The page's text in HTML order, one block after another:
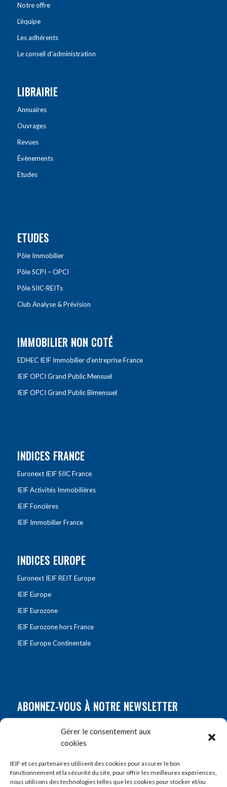
Gérer le consentement aux
cookies
IEIF et ses partenaires utilisent des cookies pour assurer le bon
fonctionnement et la sécurité du site, pour offrir les meilleures expériences,
nous utilisons des technologies telles que les cookies pour stocker et/ou
Notre offre
L’équipe
Les adhérents
Le conseil d’administration
LIBRAIRIE
Annuaires
Ouvrages
Revues
Évènements
Etudes
ETUDES
Pôle Immobilier
Pôle SCPI – OPCI
Pôle SIIC-REITs
Club Analyse & Prévision
IMMOBILIER NON COTÉ
EDHEC IEIF Immobilier d’entreprise France
IEIF OPCI Grand Public Mensuel
IEIF OPCI Grand Public Bimensuel
INDICES FRANCE
Euronext IEIF SIIC France
IEIF Activités Immobilières
IEIF Foncières
IEIF Immobilier France
INDICES EUROPE
Euronext IEIF REIT Europe
IEIF Europe
IEIF Eurozone
IEIF Eurozone hors France
IEIF Europe Continentale
ABONNEZ-VOUS À NOTRE NEWSLETTER
Prénom*